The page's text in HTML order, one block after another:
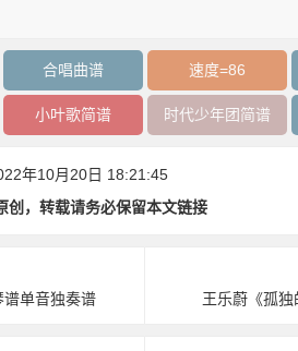
合唱曲谱 速度=86
小叶歌简谱 时代少年团简谱
年10月20日 18:21:45
创，转载请务必保留本文链接
单音独奏谱
王乐蔚《孤